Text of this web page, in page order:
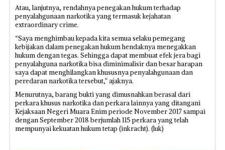
Atau, lanjutnya, rendahnya penegakan hukum terhadap
penyalahgunaan narkotika yang termasuk kejahatan
extraordinary crime.
“Saya menghimbau kepada kita semua selaku pemegang
kebijakan dalam penegakan hukum hendaknya menegakkan
hukum dengan tegas. Sehingga dapat membuat efek jera bagi
penyalahguna narkotika bisa diminimalisir dan besar harapan
saya dapat menghilangkan khususnya penyalahgunaan dan
peredaran narkotika tersebut,” ajaknya.
Menurutnya, barang bukti yang dimusnahkan berasal dari
perkara khusus narkotika dan perkara lainnya yang ditangani
Kejaksaan Negeri Muara Enim periode November 2017 sampai
dengan September 2018 berjumlah 115 perkara yang telah
mempunyai kekuatan hukum tetap (inkracht). (luk)